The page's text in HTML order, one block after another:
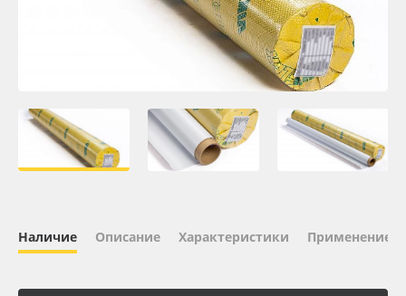
Плёнка монтажная Oratape
ПЭТ листовой
Наличие Описание Характеристики Применение